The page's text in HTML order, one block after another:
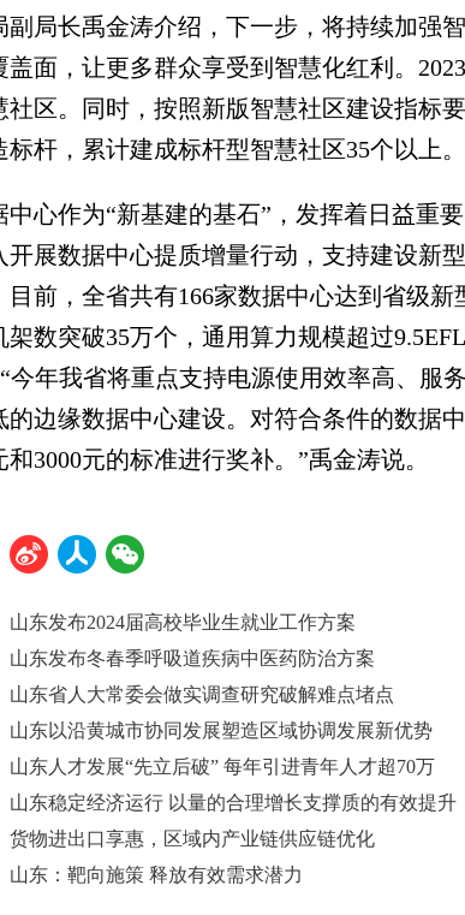
副局长禹金涛介绍，下一步，将持续加强
盖面，让更多群众享受到智慧化红利。
社区。同时，按照新版智慧社区建设指标
标杆，累计建成标杆型智慧社区35个以上。
作为“新基建的基石”，发挥着日益重要
开展数据中心提质增量行动，支持建设新
目前，全省共有166家数据中心达到省级
架数突破35万个，通用算力规模超过
今年我省将重点支持电源使用效率高、服
的边缘数据中心建设。对符合条件的数据
和3000元的标准进行奖补。”禹金涛说。
山东发布2024届高校毕业生就业工作方案
山东发布冬春季呼吸道疾病中医药防治方案
山东省人大常委会做实调查研究破解难点堵点
山东以沿黄城市协同发展塑造区域协调发展新优势
山东人才发展“先立后破” 每年引进青年人才超70万
山东稳定经济运行 以量的合理增长支撑质的有效提升
货物进出口享惠，区域内产业链供应链优化
山东：靶向施策 释放有效需求潜力